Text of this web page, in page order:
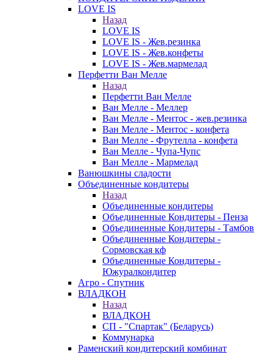
LOVE IS
Назад
LOVE IS
LOVE IS - Жев.резинка
LOVE IS - Жев.конфеты
LOVE IS - Жев.мармелад
Перфетти Ван Мелле
Назад
Перфетти Ван Мелле
Ван Мелле - Меллер
Ван Мелле - Ментос - жев.резинка
Ван Мелле - Ментос - конфета
Ван Мелле - Фрутелла - конфета
Ван Мелле - Чупа-Чупс
Ван Мелле - Мармелад
Ванюшкины сладости
Объединенные кондитеры
Назад
Объединенные кондитеры
Объединенные Кондитеры - Пенза
Объединенные Кондитеры - Тамбов
Объединенные Кондитеры -
Сормовская кф
Объединенные Кондитеры -
Южуралкондитер
Агро - Спутник
ВЛАДКОН
Назад
ВЛАДКОН
СП - "Спартак" (Беларусь)
Коммунарка
Раменский кондитерский комбинат